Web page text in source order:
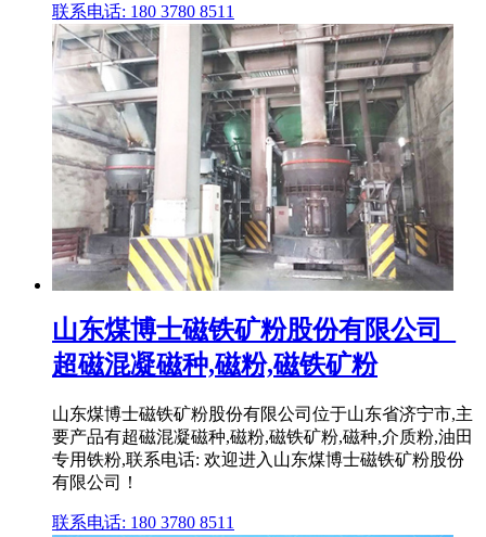
联系电话: 180 3780 8511
山东煤博士磁铁矿粉股份有限公司_
超磁混凝磁种,磁粉,磁铁矿粉
山东煤博士磁铁矿粉股份有限公司位于山东省济宁市,主
要产品有超磁混凝磁种,磁粉,磁铁矿粉,磁种,介质粉,油田
专用铁粉,联系电话: 欢迎进入山东煤博士磁铁矿粉股份
有限公司！
联系电话: 180 3780 8511